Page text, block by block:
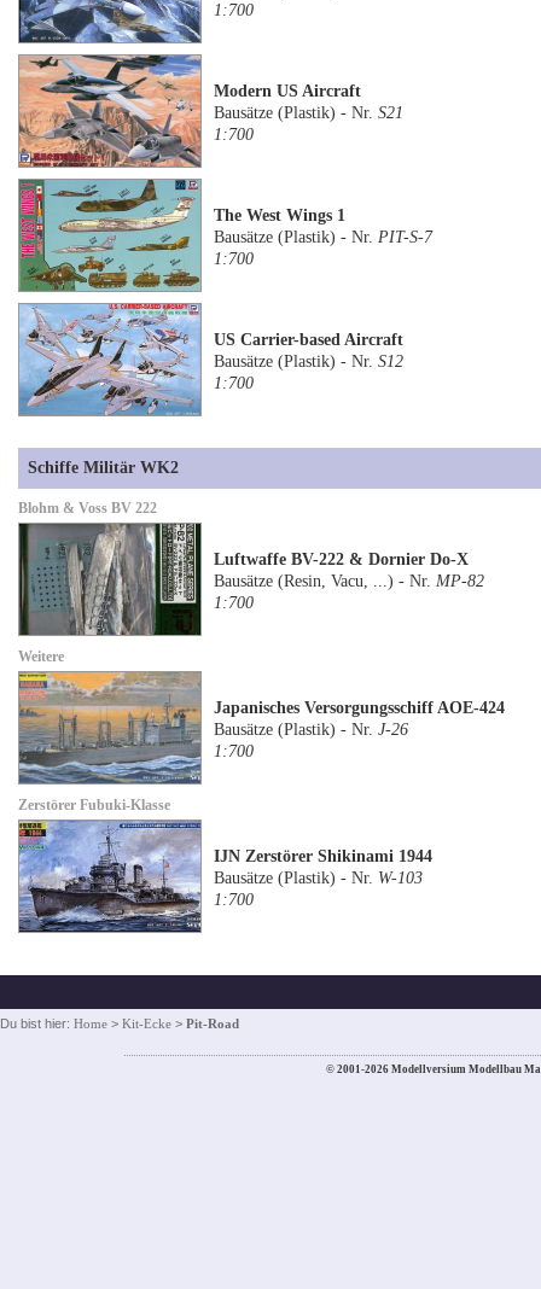
1:700
Modern US Aircraft
Bausätze (Plastik) - Nr.S21
1:700
The West Wings 1
Bausätze (Plastik) - Nr.PIT-S-7
1:700
US Carrier-based Aircraft
Bausätze (Plastik) - Nr.S12
1:700
Schiffe Militär WK2
Blohm & Voss BV 222
Luftwaffe BV-222 & Dornier Do-X
Bausätze (Resin, Vacu, ...) - Nr. MP-82
1:700
Weitere
Japanisches Versorgungsschiff AOE-424
Bausätze (Plastik) - Nr.J-26
1:700
Zerstörer Fubuki-Klasse
IJN Zerstörer Shikinami 1944
Bausätze (Plastik) - Nr. W-103
1:700
Du bist hier: Home > Kit-Ecke > Pit-Road
© 2001-2026 Modellversium Modellbau